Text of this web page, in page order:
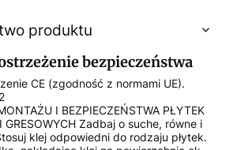
produktu
bezpieczeństwa
CE (zgodność z normami UE).
I BEZPIECZEŃSTWA PŁYTEK
GRESOWYCH Zadbaj o suche, równe i
klej odpowiedni do rodzaju płytek.